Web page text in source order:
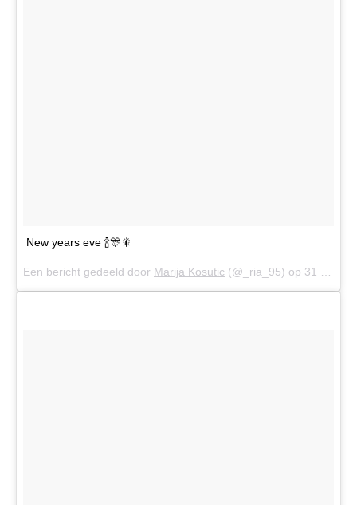
New years eve 🍾🎊🎇
Een bericht gedeeld door Marija Kosutic (@_ria_95) op 31 Dec 2017 om 12:01 (PST)